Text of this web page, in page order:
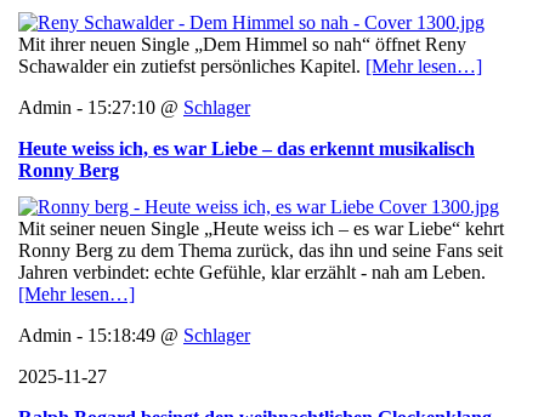
Mit ihrer neuen Single „Dem Himmel so nah“ öffnet Reny
Schawalder ein zutiefst persönliches Kapitel. [Mehr lesen…]
Admin - 15:27:10 @ Schlager
Heute weiss ich, es war Liebe – das erkennt musikalisch
Ronny Berg
Mit seiner neuen Single „Heute weiss ich – es war Liebe“ kehrt
Ronny Berg zu dem Thema zurück, das ihn und seine Fans seit
Jahren verbindet: echte Gefühle, klar erzählt - nah am Leben.
[Mehr lesen…]
Admin - 15:18:49 @ Schlager
2025-11-27